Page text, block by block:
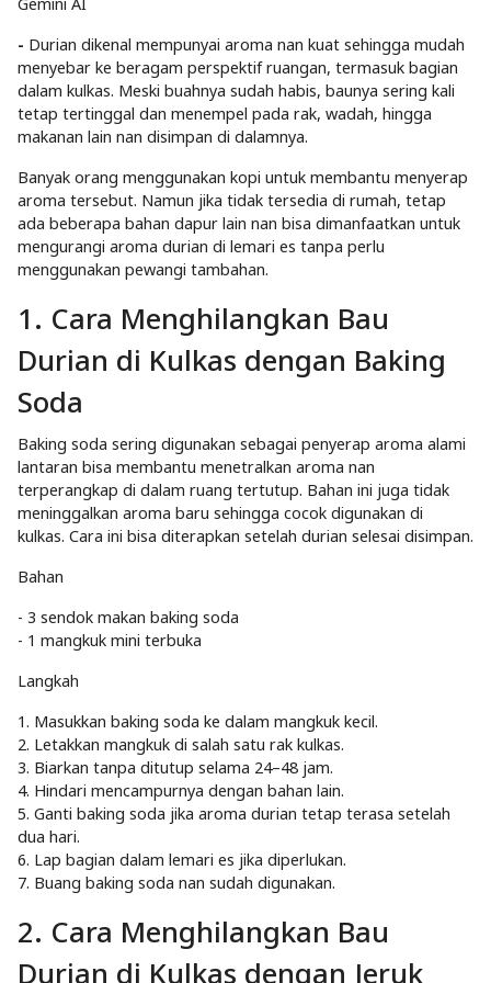
- Durian dikenal mempunyai aroma nan kuat sehingga mudah
menyebar ke beragam perspektif ruangan, termasuk bagian
dalam kulkas. Meski buahnya sudah habis, baunya sering kali
tetap tertinggal dan menempel pada rak, wadah, hingga
makanan lain nan disimpan di dalamnya.
Banyak orang menggunakan kopi untuk membantu menyerap
aroma tersebut. Namun jika tidak tersedia di rumah, tetap
ada beberapa bahan dapur lain nan bisa dimanfaatkan untuk
mengurangi aroma durian di lemari es tanpa perlu
menggunakan pewangi tambahan.
1. Cara Menghilangkan Bau
Durian di Kulkas dengan Baking
Soda
Baking soda sering digunakan sebagai penyerap aroma alami
lantaran bisa membantu menetralkan aroma nan
terperangkap di dalam ruang tertutup. Bahan ini juga tidak
meninggalkan aroma baru sehingga cocok digunakan di
kulkas. Cara ini bisa diterapkan setelah durian selesai disimpan.
Bahan
- 3 sendok makan baking soda
- 1 mangkuk mini terbuka
Langkah
1. Masukkan baking soda ke dalam mangkuk kecil.
2. Letakkan mangkuk di salah satu rak kulkas.
3. Biarkan tanpa ditutup selama 24–48 jam.
4. Hindari mencampurnya dengan bahan lain.
5. Ganti baking soda jika aroma durian tetap terasa setelah
dua hari.
6. Lap bagian dalam lemari es jika diperlukan.
7. Buang baking soda nan sudah digunakan.
2. Cara Menghilangkan Bau
Durian di Kulkas dengan Jeruk